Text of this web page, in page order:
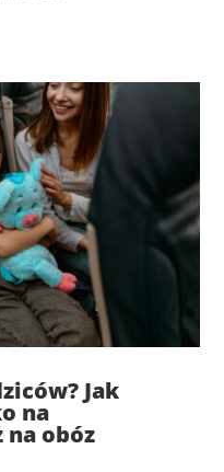
Jak
na
na obóz